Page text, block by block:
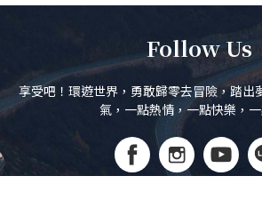
Follow Us
享受吧！環遊世界，勇敢歸零去冒險，踏出
氣，一點熱情，一點快樂，